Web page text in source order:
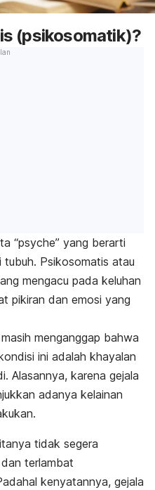
(psikosomatik)?
“psyche” yang berarti
tubuh. Psikosomatis atau
mengacu pada keluhan
pikiran dan emosi yang
menganggap bahwa
ini adalah khayalan
Alasannya, karena gejala
adanya kelainan
tidak segera
terlambat
kenyatannya, gejala